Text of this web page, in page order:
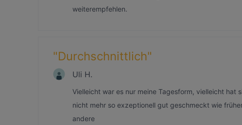
weiterempfehlen.
"Durchschnittlich"
Uli H.
Vielleicht war es nur meine Tagesform, vielleicht
nicht mehr so exzeptionell gut geschmeckt wie
andere